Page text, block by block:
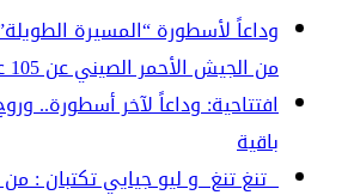
وداعاً لأسطورة “المسيرة
من الجيش الأحمر الصيني عن 105 عاماً
افتتاحية: وداعاً لآخر أسطورة..
باقية
تنغ تنغ و ليو جيايي تكتبان :